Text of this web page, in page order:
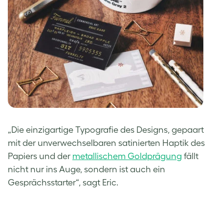
„Die einzigartige Typografie des Designs, gepaart
mit der unverwechselbaren satinierten Haptik des
Papiers und der metallischem Goldprägung fällt
nicht nur ins Auge, sondern ist auch ein
Gesprächsstarter“, sagt Eric.